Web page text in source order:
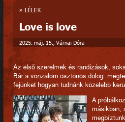
» LÉLEK
Love is love
2025. máj. 15., Várnai Dóra
Az első szerelmek és randizások,
Bár a vonzalom ösztönös dolog:
fejünket hogyan tudnánk közelebb
A
másikban,